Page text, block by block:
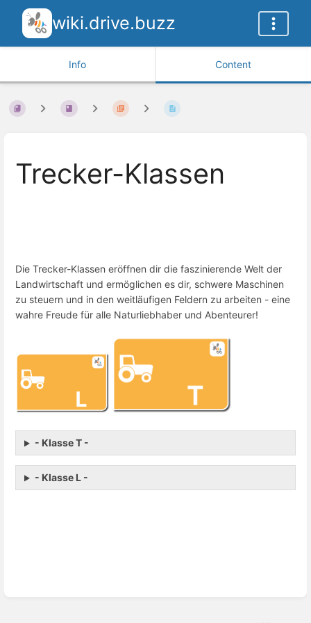
wiki.drive.buzz
Info Content
Trecker-Klassen
Die Trecker-Klassen eröffnen dir die faszinierende Welt der
Landwirtschaft und ermöglichen es dir, schwere Maschinen
zu steuern und in den weitläufigen Feldern zu arbeiten - eine
wahre Freude für alle Naturliebhaber und Abenteurer!
- Klasse T -
- Klasse L -
mode